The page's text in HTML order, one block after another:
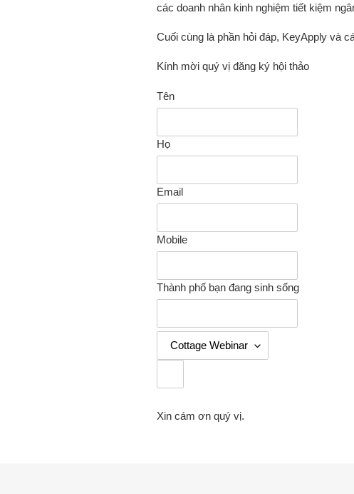
các doanh nhân kinh nghiệm tiết kiệm
Cuối cùng là phần hỏi đáp, KeyApply và
Kính mời quý vị đăng ký hội thảo
Tên
Họ
Email
Mobile
Thành phố bạn đang sinh sống
Xin cám ơn quý vị.